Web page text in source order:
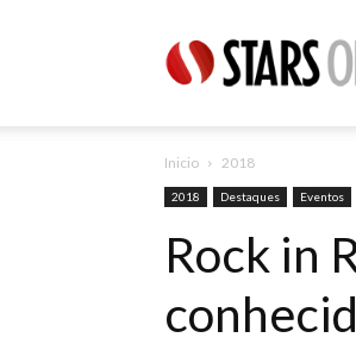
Online
Inicio 2018
2018 Destaques Eventos
Rock in